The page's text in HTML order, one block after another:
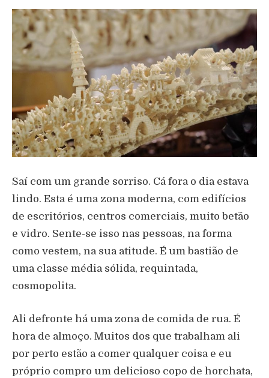
Saí com um grande sorriso. Cá fora o dia estava
lindo. Esta é uma zona moderna, com edifícios
de escritórios, centros comerciais, muito betão
e vidro. Sente-se isso nas pessoas, na forma
como vestem, na sua atitude. É um bastião de
uma classe média sólida, requintada,
cosmopolita.
Ali defronte há uma zona de comida de rua. É
hora de almoço. Muitos dos que trabalham ali
por perto estão a comer qualquer coisa e eu
próprio compro um delicioso copo de horchata,